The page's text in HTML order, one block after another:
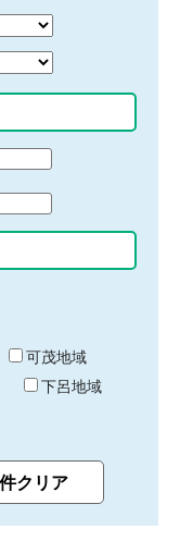
可茂地域
下呂地域